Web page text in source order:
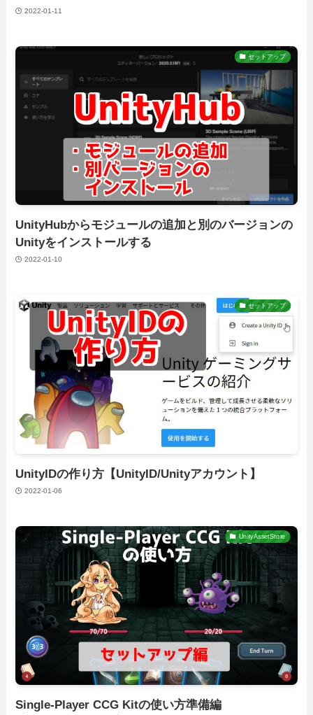
2022-01-11
セットアップ
UnityHubからモジュールの追加と別のバージョンの
Unityをインストールする
2022-01-10
セットアップ
UnityIDの作り方【UnityID/Unityアカウント】
2022-01-06
UnityAssetStore
Single-Player CCG Kitの使い方準備編